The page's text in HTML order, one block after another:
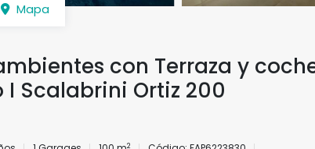
Mapa
con Terraza y
I Scalabrini Ortiz 200
2